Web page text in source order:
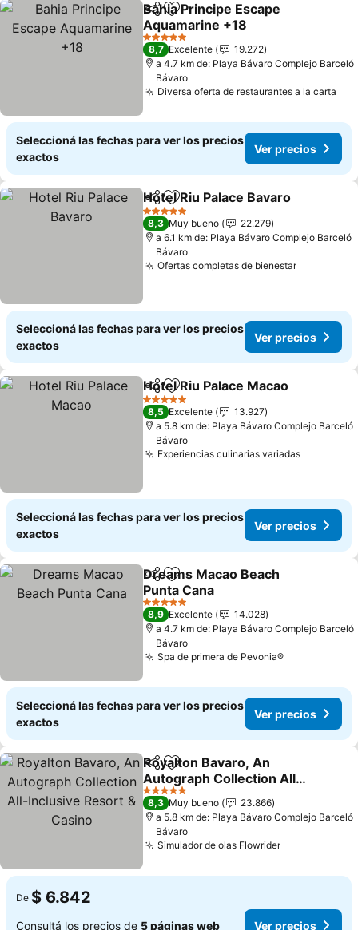
CompartirAñadir a favoritos
Bahia Principe Escape
Aquamarine +18
5 Estrellas
8,7 Excelente
19.272
a 4.7 km de: Playa Bávaro Complejo Barceló
Bávaro
Diversa oferta de restaurantes a la carta
Seleccioná las fechas para ver los precios
exactos
Ver precios
CompartirAñadir a favoritos
Hotel Riu Palace Bavaro
5 Estrellas
8,3 Muy bueno
22.279
a 6.1 km de: Playa Bávaro Complejo Barceló
Bávaro
Ofertas completas de bienestar
Seleccioná las fechas para ver los precios
exactos
Ver precios
CompartirAñadir a favoritos
Hotel Riu Palace Macao
5 Estrellas
8,5 Excelente
13.927
a 5.8 km de: Playa Bávaro Complejo Barceló
Bávaro
Experiencias culinarias variadas
Seleccioná las fechas para ver los precios
exactos
Ver precios
CompartirAñadir a favoritos
Dreams Macao Beach
Punta Cana
5 Estrellas
8,9 Excelente
14.028
a 4.7 km de: Playa Bávaro Complejo Barceló
Bávaro
Spa de primera de Pevonia®
Seleccioná las fechas para ver los precios
exactos
Ver precios
CompartirAñadir a favoritos
Royalton Bavaro, An
Autograph Collection All-
Inclusive Resort & Casino
5 Estrellas
8,3 Muy bueno
23.866
a 5.8 km de: Playa Bávaro Complejo Barceló
Bávaro
Simulador de olas Flowrider
De $ 6.842
Consultá los precios de 5 páginas web Ver precios